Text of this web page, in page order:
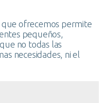
que ofrecemos permite
pequeños,
no todas las
necesidades, ni el